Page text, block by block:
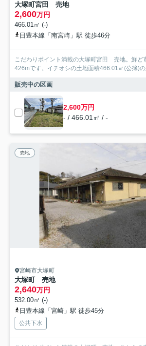
大塚町宮田 売地
2,600万円
466.01㎡ (-)
日豊本線「南宮崎」駅 徒歩46分
こだわりポイント満載の大塚町宮田 売地。鮮
426mです。イチオシの土地面積466.01㎡(公簿)
販売中の区画
2,600万円
- / 466.01㎡ / -
売地
宮崎市大塚町
大塚町 売地
2,640万円
532.00㎡ (-)
日豊本線「宮崎」駅 徒歩45分
公共下水